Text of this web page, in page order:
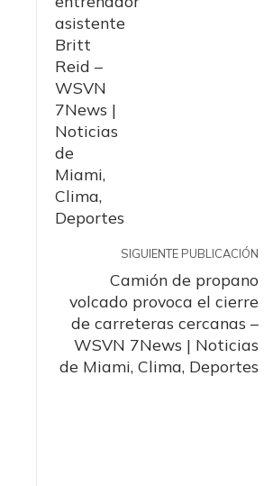
SIGUIENTE PUBLICACIÓN
Camión de propano
volcado provoca el cierre
de carreteras cercanas –
WSVN 7News | Noticias
de Miami, Clima, Deportes